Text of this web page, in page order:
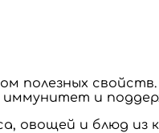
полезных
и
овощей и блюд из